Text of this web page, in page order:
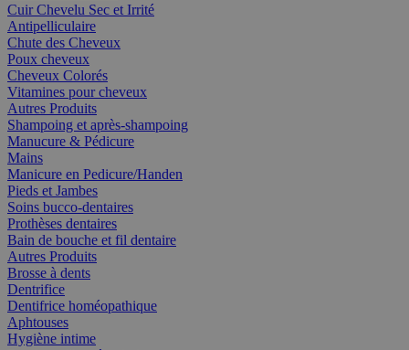
Cuir Chevelu Sec et Irrité
Antipelliculaire
Chute des Cheveux
Poux cheveux
Cheveux Colorés
Vitamines pour cheveux
Autres Produits
Shampoing et après-shampoing
Manucure & Pédicure
Mains
Manicure en Pedicure/Handen
Pieds et Jambes
Soins bucco-dentaires
Prothèses dentaires
Bain de bouche et fil dentaire
Autres Produits
Brosse à dents
Dentrifice
Dentifrice homéopathique
Aphtouses
Hygiène intime